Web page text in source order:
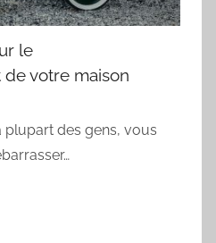
le
votre maison
des gens, vous